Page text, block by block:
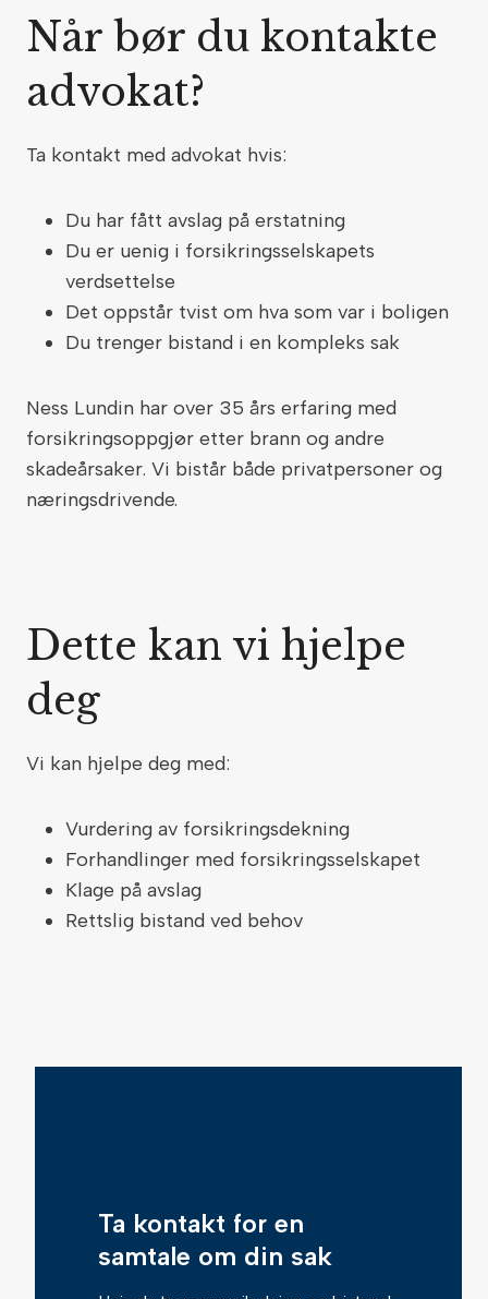
Når bør du kontakte
advokat?
Ta kontakt med advokat hvis:
Du har fått avslag på erstatning
Du er uenig i forsikringsselskapets
verdsettelse
Det oppstår tvist om hva som var i boligen
Du trenger bistand i en kompleks sak
Ness Lundin har over 35 års erfaring med
forsikringsoppgjør etter brann og andre
skadeårsaker. Vi bistår både privatpersoner og
næringsdrivende.
Dette kan vi hjelpe
deg
Vi kan hjelpe deg med:
Vurdering av forsikringsdekning
Forhandlinger med forsikringsselskapet
Klage på avslag
Rettslig bistand ved behov